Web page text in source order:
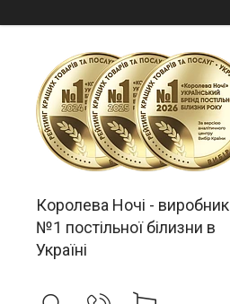
Королева Ночі - виробник
№1 постільної білизни в
Україні